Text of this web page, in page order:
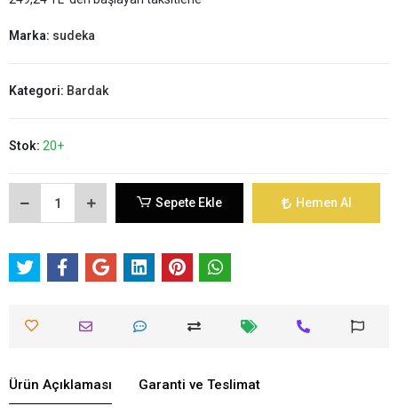
Marka: sudeka
Kategori: Bardak
Stok: 20+
Sepete Ekle Hemen Al
Ürün Açıklaması Garanti ve Teslimat